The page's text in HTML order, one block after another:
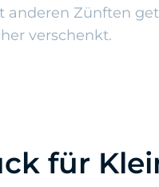
anderen Zünften
verschenkt.
für